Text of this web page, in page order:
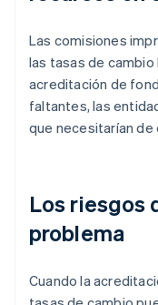
Las comisiones
las tasas de
acreditación de
faltantes, las
que necesitarían de
Los riesgos
problema
Cuando la